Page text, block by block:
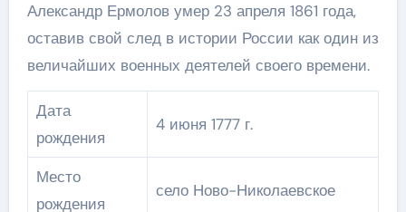
Александр Ермолов умер 23 апреля 1861 года,
оставив свой след в истории России как один из
величайших военных деятелей своего времени.
Дата
рождения
4 июня 1777 г.
Место
рождения
село Ново-Николаевское